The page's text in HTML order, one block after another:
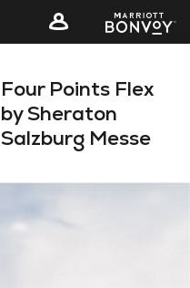
Four Points Flex
by Sheraton
Salzburg Messe